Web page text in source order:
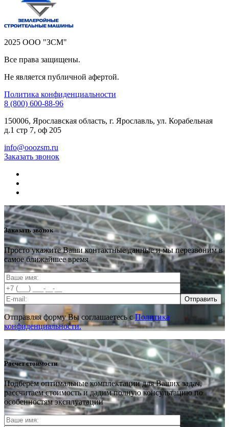
2025 ООО "ЗСМ"
Все права защищены.
Не является публичной афертой.
Политика конфиденциальности
8 (800) 600-88-96
150006, Ярославская область, г. Ярославль, ул. Корабельная
д.1 стр 7, оф 205
info@ooozsm.ru
Заказать звонок
Заказать звонок
Просто укажите Ваши контактные данные и мы перезвоним в
самое ближайшее время
Отправить
Отправляя форму Вы соглашаетесь с Политика
конфиденциальности.
Расчет стоимости
Подберём оптимальные комплектации для Ваших задач,
рассчитаем стоимость и дадим полную консультацию по
особенностям эксплуатации